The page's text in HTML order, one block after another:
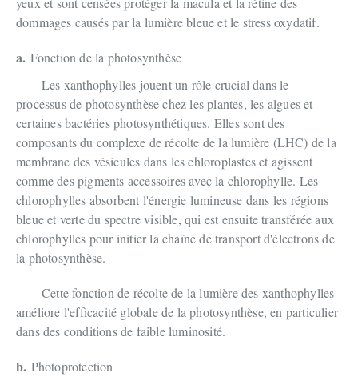
dommages causés par la lumière bleue et le stress oxydatif.
a. Fonction de la photosynthèse
Les xanthophylles jouent un rôle crucial dans le
processus de photosynthèse chez les plantes, les algues et
certaines bactéries photosynthétiques. Elles sont des
composants du complexe de récolte de la lumière (LHC) de la
membrane des vésicules dans les chloroplastes et agissent
comme des pigments accessoires avec la chlorophylle. Les
chlorophylles absorbent l'énergie lumineuse dans les régions
bleue et verte du spectre visible, qui est ensuite transférée aux
chlorophylles pour initier la chaîne de transport d'électrons de
la photosynthèse.
Cette fonction de récolte de la lumière des xanthophylles
améliore l'efficacité globale de la photosynthèse, en particulier
dans des conditions de faible luminosité.
b. Photoprotection